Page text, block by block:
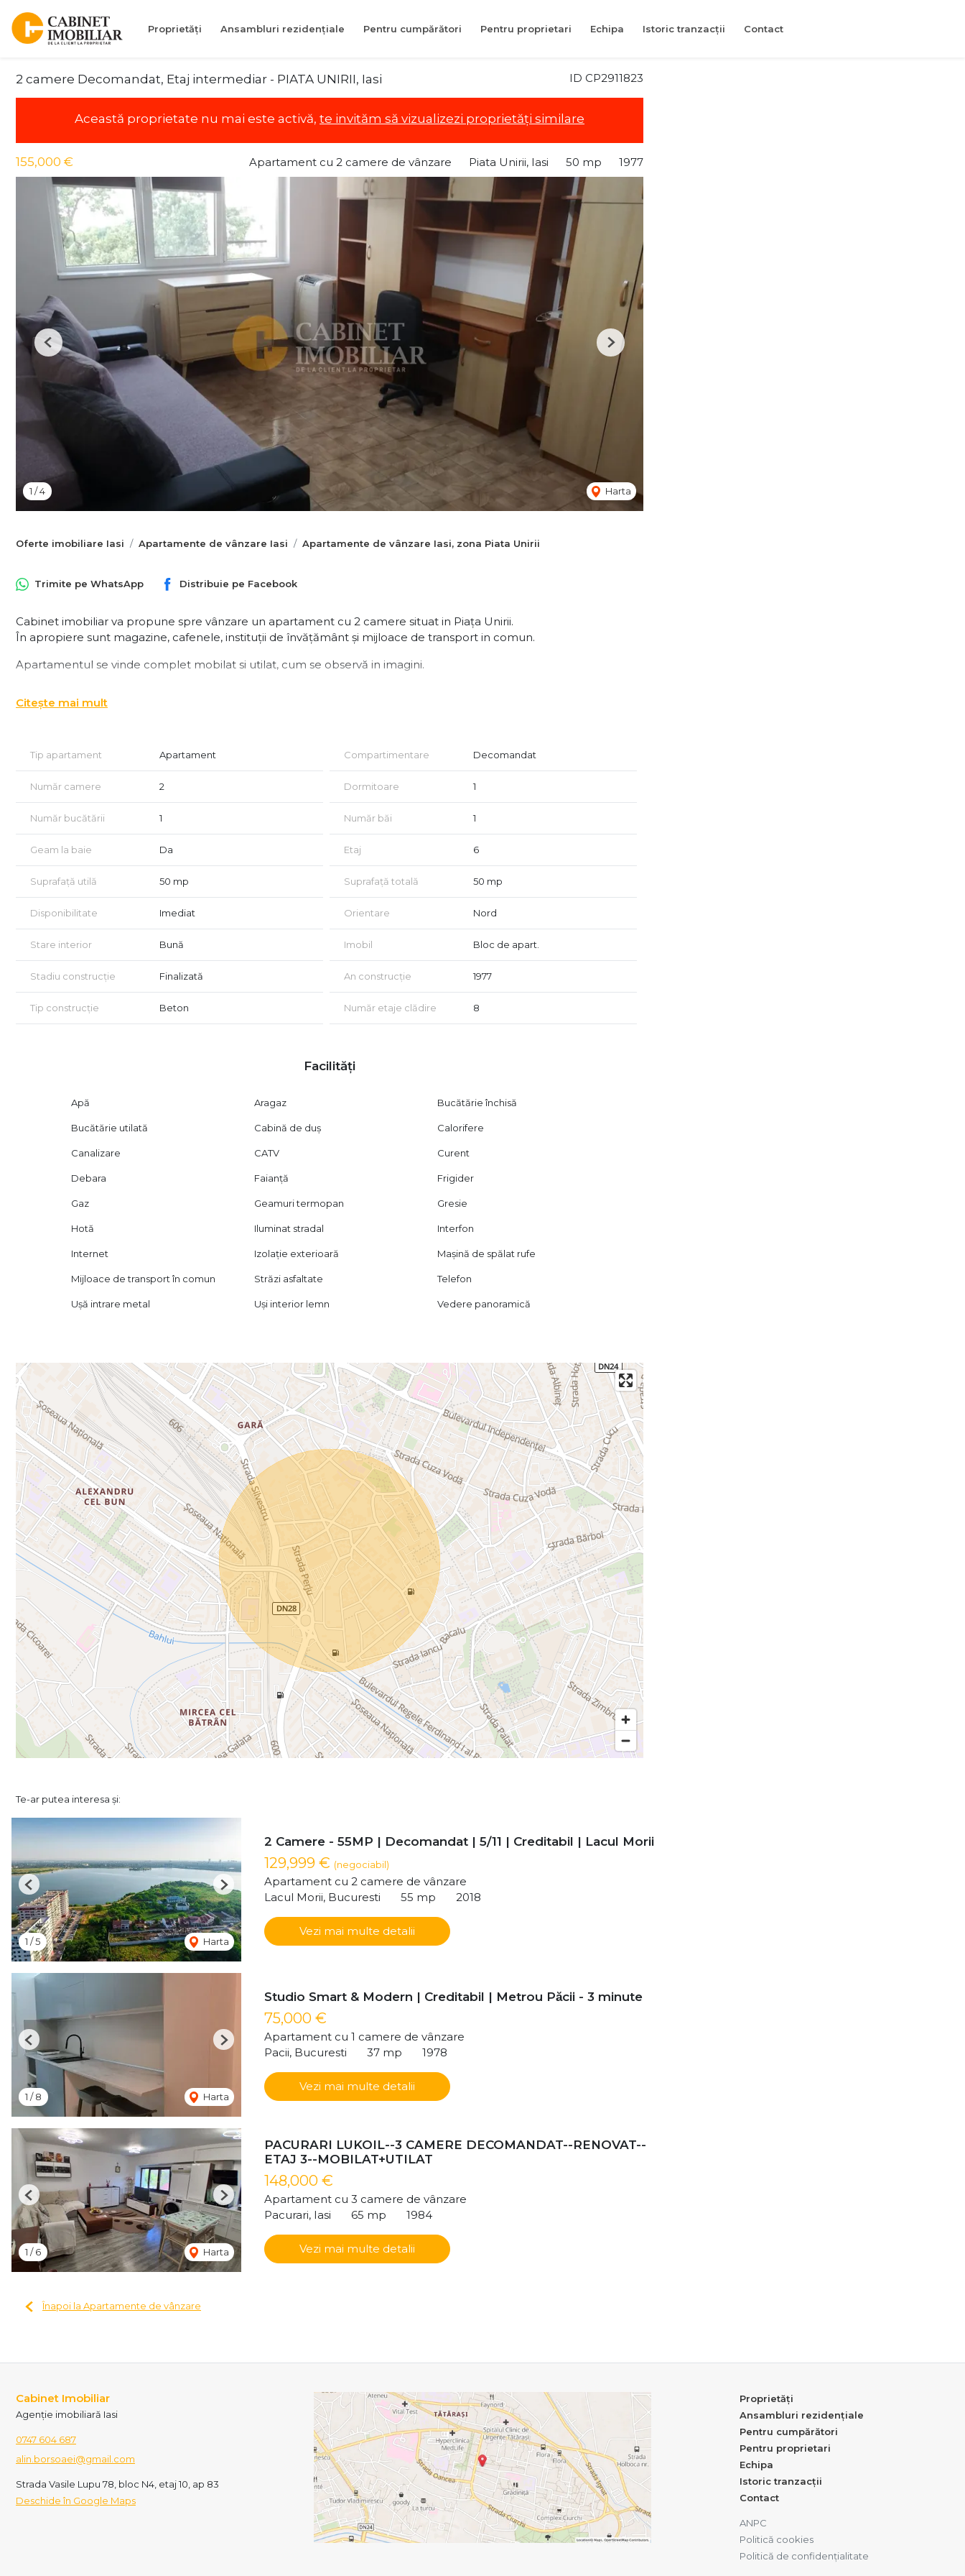
Proprietăți Ansambluri rezidențiale Pentru cumpărători Pentru proprietari Echipa Istoric tranzacții Contact
ID CP2911823
2 camere Decomandat, Etaj intermediar - PIATA UNIRII, Iasi
Această proprietate nu mai este activă, te invităm să vizualizezi proprietăți similare
155,000 € Apartament cu 2 camere de vânzare Piata Unirii, Iasi 50 mp 1977
1 /4 Harta
Previous Next
Oferte imobiliare Iasi Apartamente de vânzare Iasi Apartamente de vânzare Iasi, zona Piata Unirii
Trimite pe WhatsApp Distribuie pe Facebook
Cabinet imobiliar va propune spre vânzare un apartament cu 2 camere situat in Piața Unirii.
În apropiere sunt magazine, cafenele, instituții de învățământ și mijloace de transport in comun.
Apartamentul se vinde complet mobilat si utilat, cum se observă in imagini.
- living.
- baie cu geam si cabină de duș.
Pentru mai multe detalii nu ezitați să ne contactați! Vladimir-0731387916
Citește mai mult
Tip apartament Apartament Compartimentare Decomandat
Număr camere 2 Dormitoare 1
Număr bucătării 1 Număr băi 1
Geam la baie Da Etaj 6
Suprafață utilă 50 mp Suprafață totală 50 mp
Disponibilitate Imediat Orientare Nord
Stare interior Bună Imobil Bloc de apart.
Stadiu construcție Finalizată An construcție 1977
Tip construcție Beton Număr etaje clădire 8
Facilități
Apă Aragaz Bucătărie închisă
Bucătărie utilată Cabină de duș Calorifere
Canalizare CATV Curent
Debara Faianță Frigider
Gaz Geamuri termopan Gresie
Hotă Iluminat stradal Interfon
Internet Izolație exterioară Mașină de spălat rufe
Mijloace de transport în comun Străzi asfaltate Telefon
Ușă intrare metal Uși interior lemn Vedere panoramică
Te-ar putea interesa și:
1 /5 Harta
Previous Next
2 Camere - 55MP | Decomandat | 5/11 | Creditabil | Lacul Morii
129,999 € (negociabil)
Apartament cu 2 camere de vânzare
Lacul Morii, Bucuresti
55 mp 2018
Vezi mai multe detalii
1 /8 Harta
Previous Next
Studio Smart & Modern | Creditabil | Metrou Păcii - 3 minute
75,000 €
Apartament cu 1 camere de vânzare
Pacii, Bucuresti
37 mp 1978
Vezi mai multe detalii
1 /6 Harta
Previous Next
PACURARI LUKOIL--3 CAMERE DECOMANDAT--RENOVAT--
ETAJ 3--MOBILAT+UTILAT
148,000 €
Apartament cu 3 camere de vânzare
Pacurari, Iasi
65 mp 1984
Vezi mai multe detalii
Înapoi la Apartamente de vânzare
Cabinet Imobiliar
Agenție imobiliară Iasi
0747 604 687
alin.borsoaei@gmail.com
Strada Vasile Lupu 78, bloc N4, etaj 10, ap 83
Deschide în Google Maps
Proprietăți
Ansambluri rezidențiale
Pentru cumpărători
Pentru proprietari
Echipa
Istoric tranzacții
Contact
ANPC
Politică cookies
Politică de confidențialitate